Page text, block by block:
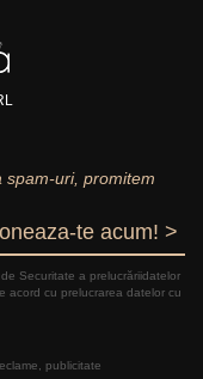
spam-uri, promitem
te acum! >
Securitate a prelucrăriidatelor
acord cu prelucrarea datelor cu
publicitate